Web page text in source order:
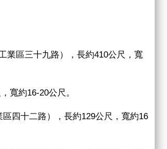
業區三十九路），長約410公尺，寬
寬約16-20公尺。
區四十二路），長約129公尺，寬約16